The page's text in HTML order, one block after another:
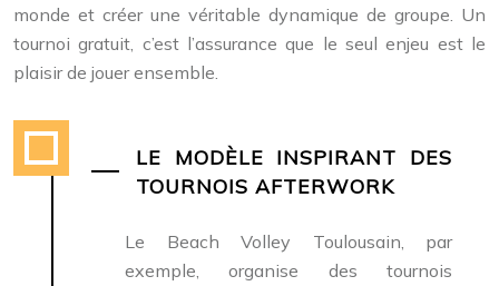
monde et créer une véritable dynamique de groupe. Un
tournoi gratuit, c’est l’assurance que le seul enjeu est le
plaisir de jouer ensemble.
LE MODÈLE INSPIRANT DES
TOURNOIS AFTERWORK
Le Beach Volley Toulousain, par
exemple, organise des tournois